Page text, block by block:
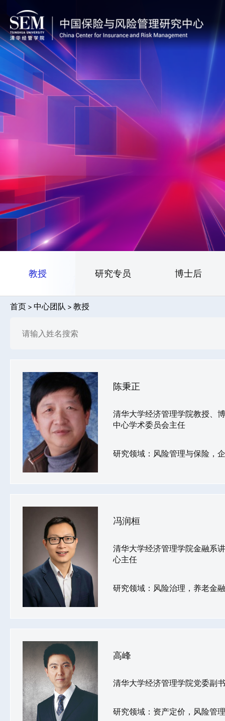
教授 研究专员 博士后
首页 中心团队 教授
陈秉正
清华大学经济管理学院教授、博士生导师 中国保
中心学术委员会主任
研究领域：风险管理与保险，
冯润桓
清华大学经济管理学院金融系
心主任
研究领域：风险治理，养老金
高峰
清华大学经济管理学院党委副
研究领域：资产定价，风险管